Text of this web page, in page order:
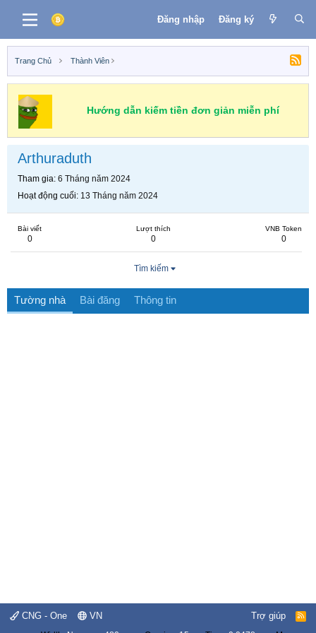
Đăng nhập Đăng ký
Trang Chủ Thành Viên
Hướng dẫn kiếm tiền đơn giản miễn phí
Arthuraduth
Tham gia 6 Tháng năm 2024
Hoạt động cuối 13 Tháng năm 2024
Bài viết
0
Lượt thích
0
VNB Token
0
Tìm kiếm
Tường nhà Bài đăng Thông tin
CNG - One VN Trợ giúp
R